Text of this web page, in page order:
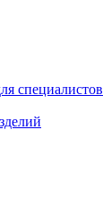
специалистов